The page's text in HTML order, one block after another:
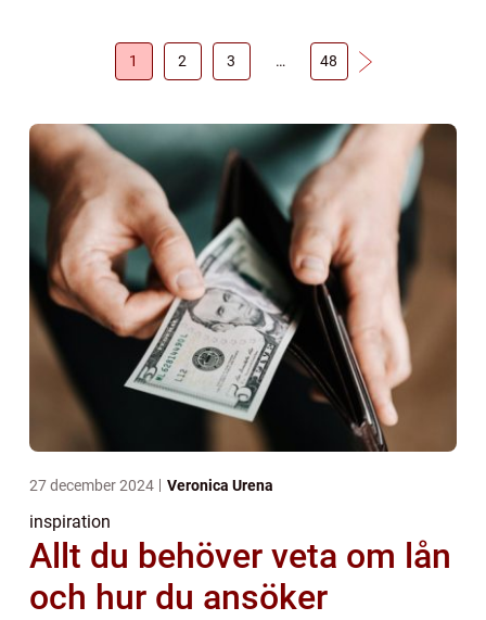
1 2 3 … 48
27 december 2024 Veronica Urena
inspiration
Allt du behöver veta om lån
och hur du ansöker